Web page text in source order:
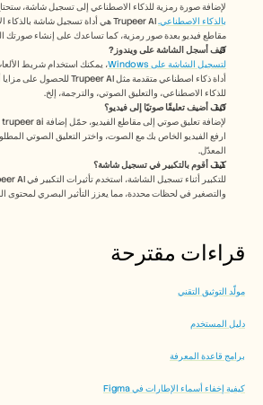
لإضافة صورة رمزية للذكاء الاصطناعي إلى تسجيل شاشة،
بالذكاء الاصطناعي.
مقاطع فيديو بعدة صور رمزية، كما تساعدك على إنشاء صورتك
كيف أسجل الشاشة على ويندوز?
لتسجيل الشاشة على Windows
للذكاء الاصطناعي، والتعليق الصوتي، والترجمة، إلخ.
كيف أضيف تعليقًا صوتيًا إلى فيديو؟
المعدّل.
كيف أقوم بالتكبير في تسجيل شاشة؟
والتصغير في لحظات محددة، مما يعزز التأثير البصري لمحتوى
قراءات مقترحة
مولّد التوثيق التقني
دليل المستخدم
برامج قاعدة المعرفة
كيفية إخفاء أسماء الإطارات في Figma